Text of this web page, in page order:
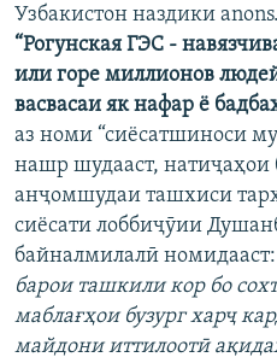
Узбакистон наздики
“Рогунская ГЭС -
или горе миллионов
васвасаи як нафар ё
аз номи “сиёсатшиноси
нашр шудааст, натиҷаҳои
анҷомшудаи ташхиси
сиёсати лоббиҷӯии
байналмилалӣ номидааст:
барои ташкили кор бо
маблағҳои бузург харҷ
майдони иттилоотӣ